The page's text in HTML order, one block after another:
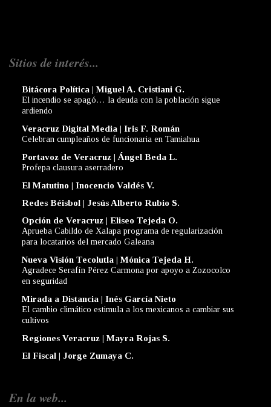
Sitios de interés...
Bitácora Política | Miguel A. Cristiani G.
El incendio se apagó… la deuda con la población sigue
ardiendo
Veracruz Digital Media | Iris F. Román
Celebran cumpleaños de funcionaria en Tamiahua
Portavoz de Veracruz | Ángel Beda L.
Profepa clausura aserradero
El Matutino | Inocencio Valdés V.
Redes Béisbol | Jesús Alberto Rubio S.
Opción de Veracruz | Eliseo Tejeda O.
Aprueba Cabildo de Xalapa programa de regularización
para locatarios del mercado Galeana
Nueva Visión Tecolutla | Mónica Tejeda H.
Agradece Serafín Pérez Carmona por apoyo a Zozocolco
en seguridad
Mirada a Distancia | Inés García Nieto
El cambio climático estimula a los mexicanos a cambiar sus
cultivos
Regiones Veracruz | Mayra Rojas S.
El Fiscal | Jorge Zumaya C.
En la web...